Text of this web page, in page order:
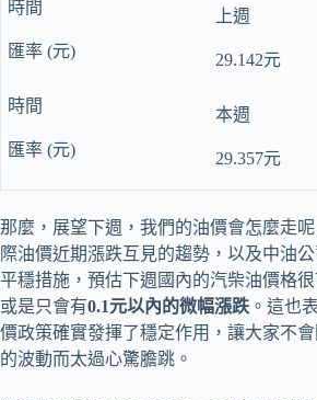
上週
29.142元
本週
29.357元
那麼，展望下週，我們的油價會怎麼走
際油價近期漲跌互見的趨勢，以及中油
平穩措施，預估下週國內的汽柴油價格
或是只會有0.1元以內的微幅漲跌 。這也
價政策確實發揮了穩定作用，讓大家不
的波動而太過心驚膽跳。